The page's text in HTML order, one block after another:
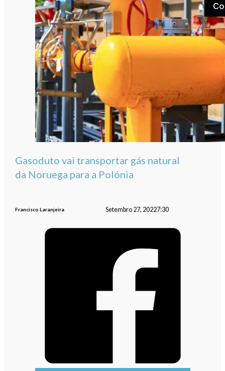
Gasoduto vai transportar gás natural
da Noruega para a Polónia
Francisco Laranjeira Setembro 27, 20227:30